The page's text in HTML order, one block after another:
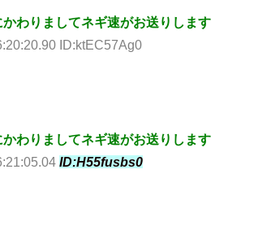
かわりましてネギ速がお送りします
ID:ktEC57Ag0
かわりましてネギ速がお送りします
ID:H55fusbs0